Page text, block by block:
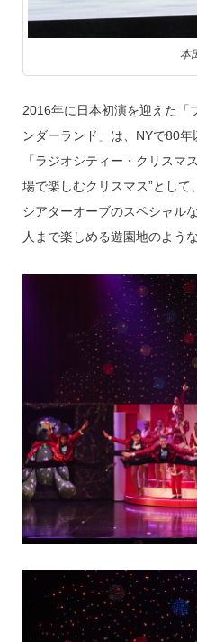
本
2016年に日本初演を迎えた「
ンダーランド」は、NYで80
「ラジオシティー・クリスマ
場で楽しむクリスマス”とし
シアターオーブのスペシャル
人まで楽しめる遊園地のよう